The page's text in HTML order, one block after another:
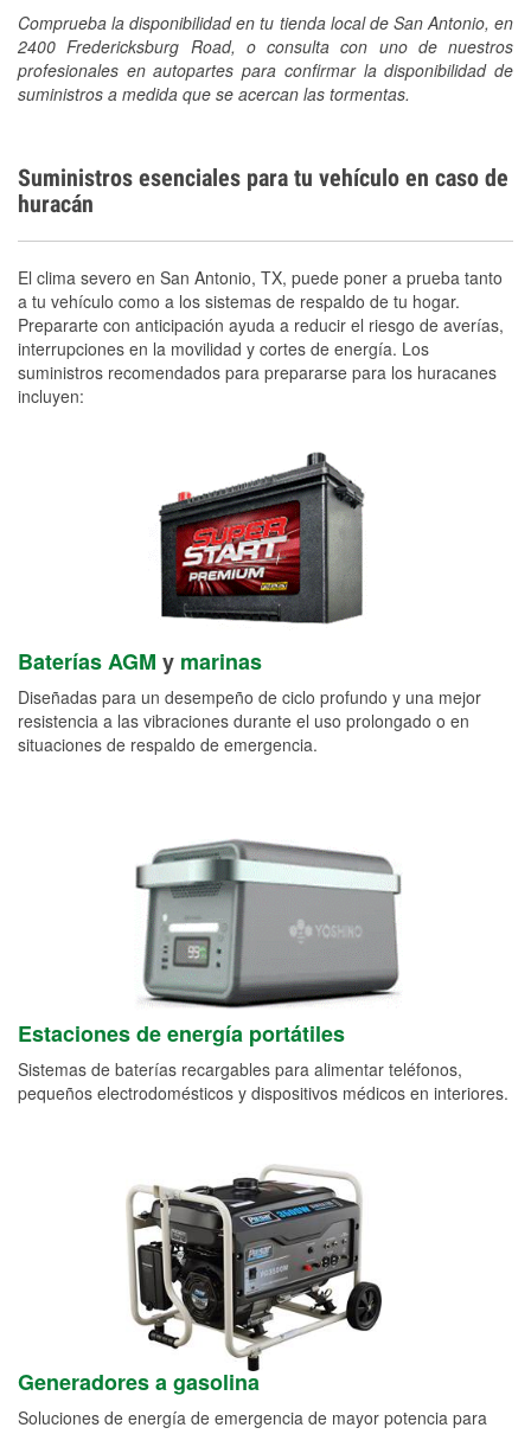
Comprueba la disponibilidad en tu tienda local de San Antonio, en
2400 Fredericksburg Road, o consulta con uno de nuestros
profesionales en autopartes para confirmar la disponibilidad de
suministros a medida que se acercan las tormentas.
Suministros esenciales para tu vehículo en caso de
huracán
El clima severo en San Antonio, TX, puede poner a prueba tanto
a tu vehículo como a los sistemas de respaldo de tu hogar.
Prepararte con anticipación ayuda a reducir el riesgo de averías,
interrupciones en la movilidad y cortes de energía. Los
suministros recomendados para prepararse para los huracanes
incluyen:
Baterías AGM y marinas
Diseñadas para un desempeño de ciclo profundo y una mejor
resistencia a las vibraciones durante el uso prolongado o en
situaciones de respaldo de emergencia.
Estaciones de energía portátiles
Sistemas de baterías recargables para alimentar teléfonos,
pequeños electrodomésticos y dispositivos médicos en interiores.
Generadores a gasolina
Soluciones de energía de emergencia de mayor potencia para